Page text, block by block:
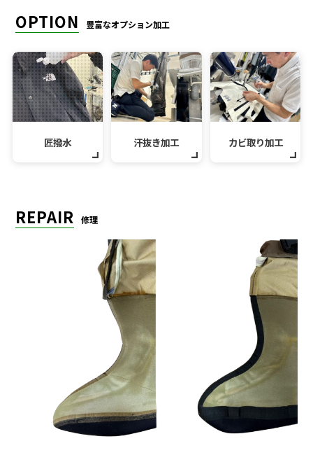
OPTION 豊富なオプション加工
匠撥水 汗抜き加工 カビ取り加工
REPAIR 修理